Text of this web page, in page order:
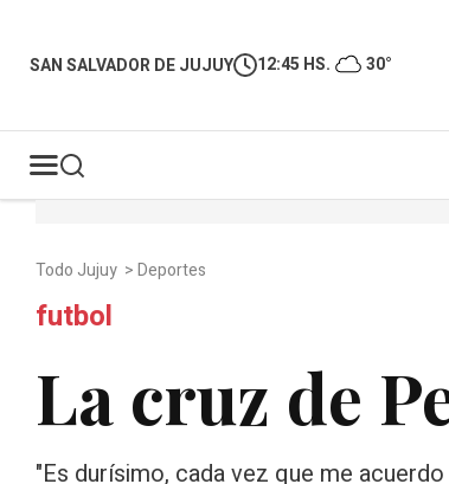
SAN SALVADOR DE JUJUY 12:45 HS. 30°
Todo Jujuy >Deportes
futbol
La cruz de
"Es durísimo, cada vez que me